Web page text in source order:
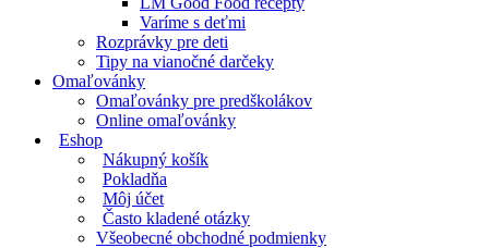
Varíme s deťmi
Rozprávky pre deti
Tipy na vianočné darčeky
Omaľovánky
Omaľovánky pre predškolákov
Online omaľovánky
Eshop
Nákupný košík
Pokladňa
Môj účet
Často kladené otázky
Všeobecné obchodné podmienky